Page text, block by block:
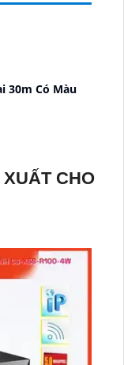
30m Có Màu
CHO